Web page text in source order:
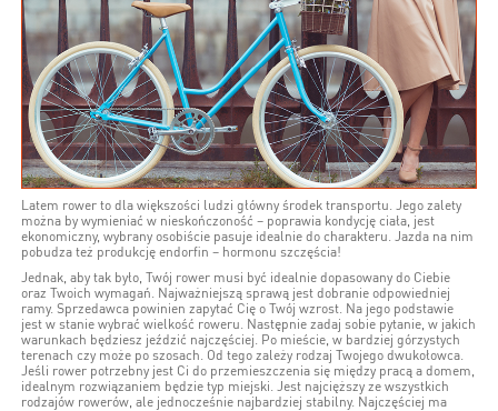
Latem rower to dla większości ludzi główny środek transportu. Jego zalety
można by wymieniać w nieskończoność – poprawia kondycję ciała, jest
ekonomiczny, wybrany osobiście pasuje idealnie do charakteru. Jazda na nim
pobudza też produkcję endorfin – hormonu szczęścia!
Jednak, aby tak było, Twój rower musi być idealnie dopasowany do Ciebie
oraz Twoich wymagań. Najważniejszą sprawą jest dobranie odpowiedniej
ramy. Sprzedawca powinien zapytać Cię o Twój wzrost. Na jego podstawie
jest w stanie wybrać wielkość roweru. Następnie zadaj sobie pytanie, w jakich
warunkach będziesz jeździć najczęściej. Po mieście, w bardziej górzystych
terenach czy może po szosach. Od tego zależy rodzaj Twojego dwukołowca.
Jeśli rower potrzebny jest Ci do przemieszczenia się między pracą a domem,
idealnym rozwiązaniem będzie typ miejski. Jest najcięższy ze wszystkich
rodzajów rowerów, ale jednocześnie najbardziej stabilny. Najczęściej ma